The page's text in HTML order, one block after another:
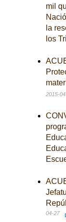
mil
la
los
2015-
04-27